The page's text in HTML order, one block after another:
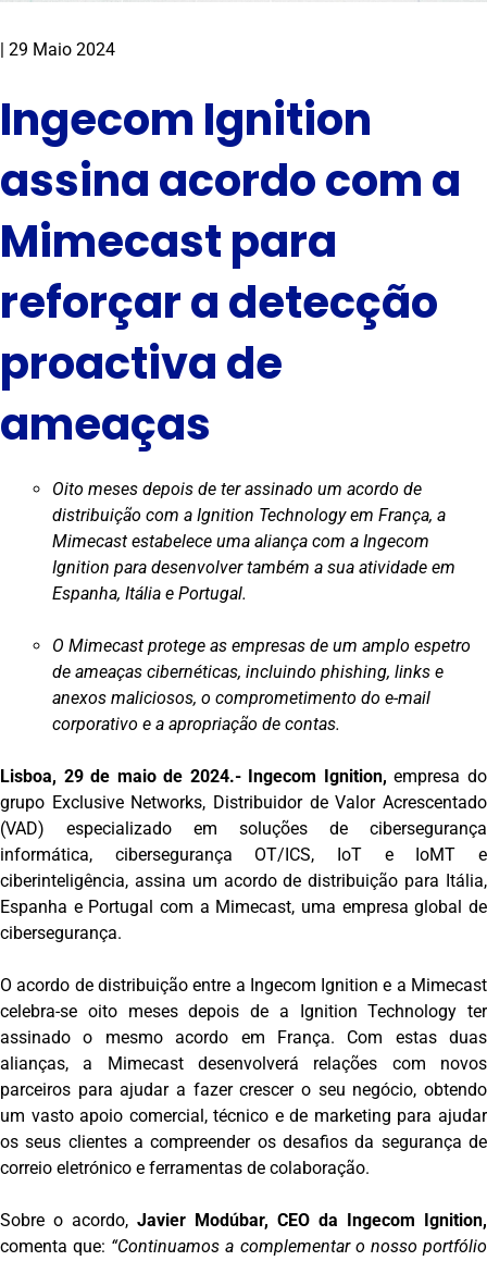
| 29 Maio 2024
Ingecom Ignition
assina acordo com a
Mimecast para
reforçar a detecção
proactiva de
ameaças
Oito meses depois de ter assinado um acordo de
distribuição com a Ignition Technology em França, a
Mimecast estabelece uma aliança com a Ingecom
Ignition para desenvolver também a sua atividade em
Espanha, Itália e Portugal.
O Mimecast protege as empresas de um amplo espetro
de ameaças cibernéticas, incluindo phishing, links e
anexos maliciosos, o comprometimento do e-mail
corporativo e a apropriação de contas.
Lisboa, 29 de maio de 2024.- Ingecom Ignition, empresa do
grupo Exclusive Networks, Distribuidor de Valor Acrescentado
(VAD) especializado em soluções de cibersegurança
informática, cibersegurança OT/ICS, IoT e IoMT e
ciberinteligência, assina um acordo de distribuição para Itália,
Espanha e Portugal com a Mimecast, uma empresa global de
cibersegurança.
O acordo de distribuição entre a Ingecom Ignition e a Mimecast
celebra-se oito meses depois de a Ignition Technology ter
assinado o mesmo acordo em França. Com estas duas
alianças, a Mimecast desenvolverá relações com novos
parceiros para ajudar a fazer crescer o seu negócio, obtendo
um vasto apoio comercial, técnico e de marketing para ajudar
os seus clientes a compreender os desafios da segurança de
correio eletrónico e ferramentas de colaboração.
Sobre o acordo, Javier Modúbar, CEO da Ingecom Ignition,
comenta que: “Continuamos a complementar o nosso portfólio